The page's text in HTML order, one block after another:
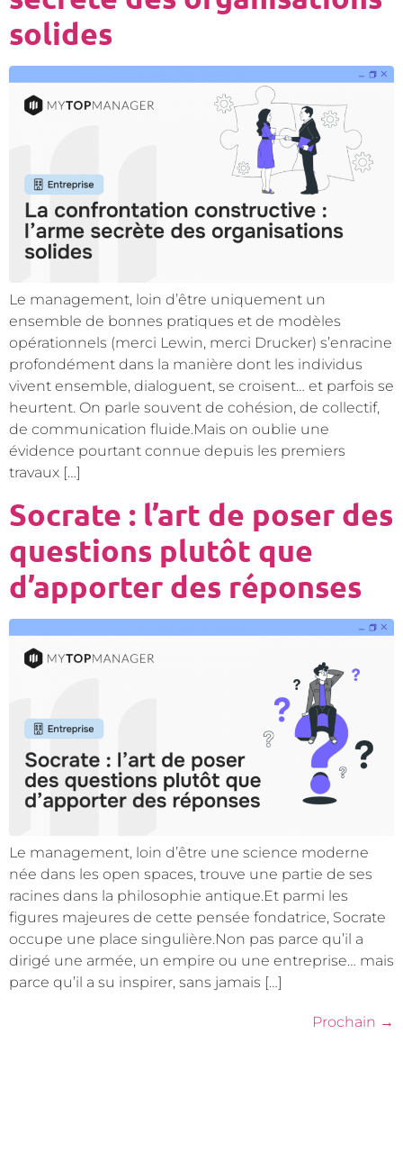
solides
Le management, loin d’être uniquement un
ensemble de bonnes pratiques et de modèles
opérationnels (merci Lewin, merci Drucker) s’enracine
profondément dans la manière dont les individus
vivent ensemble, dialoguent, se croisent… et parfois se
heurtent. On parle souvent de cohésion, de collectif,
de communication fluide.Mais on oublie une
évidence pourtant connue depuis les premiers
travaux […]
Socrate : l’art de poser des
questions plutôt que
d’apporter des réponses
Le management, loin d’être une science moderne
née dans les open spaces, trouve une partie de ses
racines dans la philosophie antique.Et parmi les
figures majeures de cette pensée fondatrice, Socrate
occupe une place singulière.Non pas parce qu’il a
dirigé une armée, un empire ou une entreprise… mais
parce qu’il a su inspirer, sans jamais […]
Prochain →